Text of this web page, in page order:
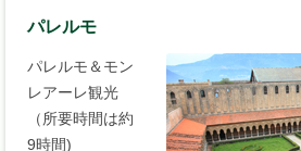
パレルモ
パレルモ＆モン
レアーレ観光
（所要時間は約
9時間)